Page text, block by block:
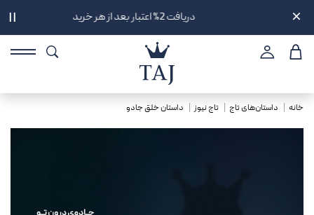
دریافت 2% اعتبار بعد از هر خرید
خانه داستان‌های تاج تاج نیوز داستان خلق جادو